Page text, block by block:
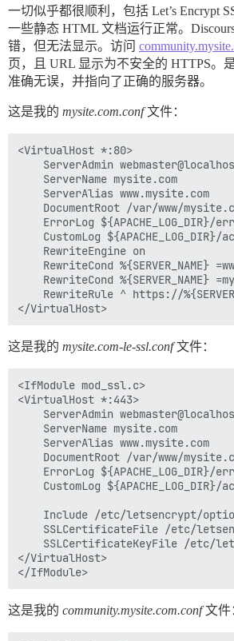
一切似乎都很顺利，包括 Let’s Encrypt
一些静态 HTML 文档运行正常。
错，但无法显示。访问
页，且 URL 显示为不安全的 HTTPS。
准确无误，并指向了正确的服务器。
这是我的 mysite.com.conf文件：
<VirtualHost *:80>
ServerAdmin
    ServerName mysite.com
    ServerAlias www.mysite.com
DocumentRoot /var/www/
ErrorLog ${APACHE_LOG_DIR}/
CustomLog ${APACHE_LOG_DIR}/
    RewriteEngine on
RewriteCond %{SERVER_NAME}
RewriteCond %{SERVER_NAME}
RewriteRule ^ https://
这是我的 mysite.com-le-ssl.conf文件：
<IfModule mod_ssl.c>
<VirtualHost *:443>
ServerAdmin
    ServerName mysite.com
    ServerAlias www.mysite.com
DocumentRoot /var/www/
ErrorLog ${APACHE_LOG_DIR}/
CustomLog ${APACHE_LOG_DIR}/
Include /etc/letsencrypt/
SSLCertificateFile /etc/
SSLCertificateKeyFile /etc/
</VirtualHost>
这是我的 community.mysite.com.conf文件